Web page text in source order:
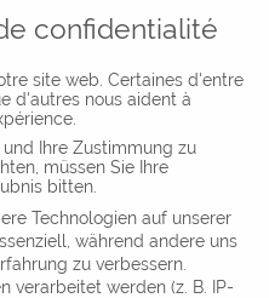
confidentialité
site web. Certaines d'entre
d'autres nous aident à
Ihre Zustimmung zu
müssen Sie Ihre
bitten.
Technologien auf unserer
während andere uns
zu verbessern.
verarbeitet werden (z. B. IP-